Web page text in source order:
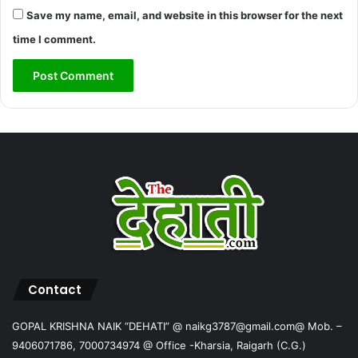
Save my name, email, and website in this browser for the next
time I comment.
Contact
GOPAL KRISHNA NAIK “DEHATI” @ naikg3787@gmail.com@ Mob. –
9406071786, 7000734974 @ Office -Kharsia, Raigarh (C.G.)